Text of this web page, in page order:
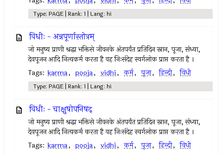
Type: PAGE | Rank: 1 | Lang: hi
विधीः - अन्नपूर्णास्तोत्रम्
जो मनुष्य प्राणी श्रद्धा भक्तिसे जीवनके अंतपर्यंत प्रतिदिन स्नान, पूजा, संध्या,
देवपूजन आदि नित्यकर्म करता है वह निःसंदेह स्वर्गलोक प्राप्त करता है ।
Tags: karma, pooja, vidhi, कर्म, पूजा, हिन्दी, विधी
Type: PAGE | Rank: 1 | Lang: hi
विधीः - चाक्षुषोपनिषद्
जो मनुष्य प्राणी श्रद्धा भक्तिसे जीवनके अंतपर्यंत प्रतिदिन स्नान, पूजा, संध्या,
देवपूजन आदि नित्यकर्म करता है वह निःसंदेह स्वर्गलोक प्राप्त करता है ।
Tags: karma, pooja, vidhi, कर्म, पूजा, हिन्दी, विधी